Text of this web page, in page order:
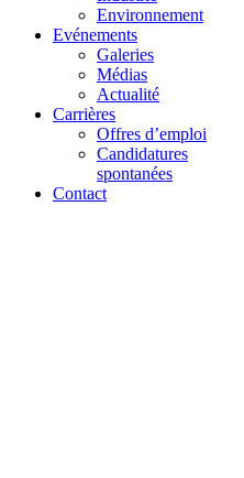
Environnement
Evénements
Galeries
Médias
Actualité
Carrières
Offres d’emploi
Candidatures
spontanées
Contact